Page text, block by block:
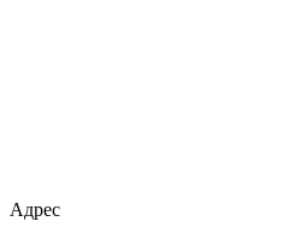
Адрес